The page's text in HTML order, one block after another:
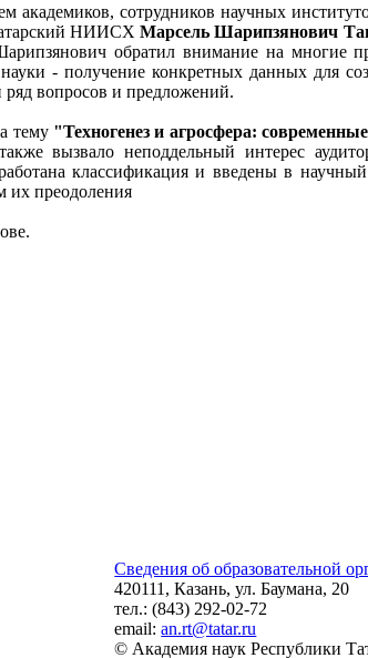
академиков, сотрудников научных
НИИСХМарсель Шарипзянович
обратил внимание на многие
- получение конкретных данных для
ряд вопросов и предложений.
тему "Техногенез и агросфера:
вызвало неподдельный интерес
классификация и введены в
их преодоления
Сведения об образовательной
420111, Казань, ул. Баумана, 20
тел.: (843) 292-02-72
email:an.rt@tatar.ru
© Академия наук Республики